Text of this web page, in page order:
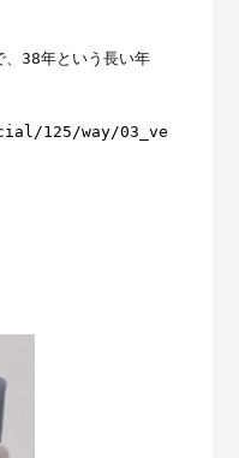
38年という長い年
125/way/03_ve